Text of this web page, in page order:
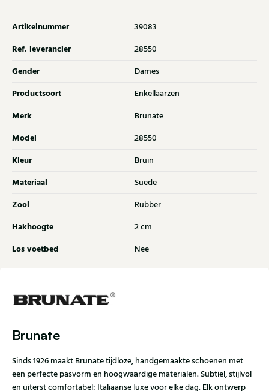
Artikelnummer 39083
Ref. leverancier 28550
Gender Dames
Productsoort Enkellaarzen
Merk Brunate
Model 28550
Kleur Bruin
Materiaal Suede
Zool Rubber
Hakhoogte 2 cm
Los voetbed Nee
Brunate
Sinds 1926 maakt Brunate tijdloze, handgemaakte schoenen met
een perfecte pasvorm en hoogwaardige materialen. Subtiel, stijlvol
en uiterst comfortabel: Italiaanse luxe voor elke dag. Elk ontwerp